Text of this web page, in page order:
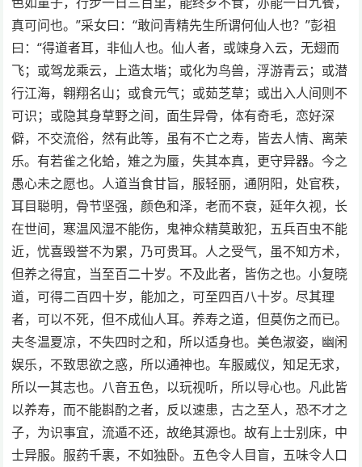
真可问也。”采女曰：“敢问青精先生所谓何仙人也？”彭祖
曰：“得道者耳，非仙人也。仙人者，或竦身入云，无翅而
飞；或驾龙乘云，上造太堦；或化为鸟兽，浮游青云；或潜
行江海，翱翔名山；或食元气；或茹芝草；或出入人间则不
可识；或隐其身草野之间，面生异骨，体有奇毛，恋好深
僻，不交流俗，然有此等，虽有不亡之寿，皆去人情、离荣
乐。有若雀之化蛤，雉之为蜃，失其本真，更守异器。今之
愚心未之愿也。人道当食甘旨，服轻丽，通阴阳，处官秩，
耳目聪明，骨节坚强，颜色和泽，老而不衰，延年久视，长
在世间，寒温风湿不能伤，鬼神众精莫敢犯，五兵百虫不能
近，忧喜毁誉不为累，乃可贵耳。人之受气，虽不知方术，
但养之得宜，当至百二十岁。不及此者，皆伤之也。小复晓
道，可得二百四十岁，能加之，可至四百八十岁。尽其理
者，可以不死，但不成仙人耳。养寿之道，但莫伤之而已。
夫冬温夏凉，不失四时之和，所以适身也。美色淑姿，幽闲
娱乐，不致思欲之惑，所以通神也。车服威仪，知足无求，
所以一其志也。八音五色，以玩视听，所以导心也。凡此皆
以养寿，而不能斟酌之者，反以速患，古之至人，恐不才之
子，为识事宜，流遁不还，故绝其源也。故有上士别床，中
士异服。服药千裹，不如独卧。五色令人目盲，五味令人口